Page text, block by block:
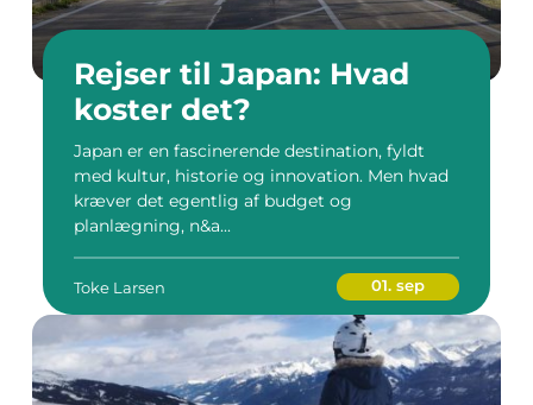
Rejser til Japan: Hvad
koster det?
Japan er en fascinerende destination, fyldt
med kultur, historie og innovation. Men hvad
kræver det egentlig af budget og
planlægning, n&a...
Toke Larsen 01. sep